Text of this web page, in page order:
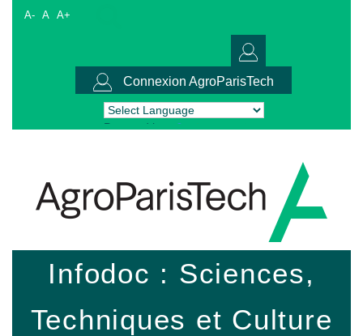
A- A A+
Connexion AgroParisTech
Powered by Translate
Infodoc : Sciences,
Techniques et Culture